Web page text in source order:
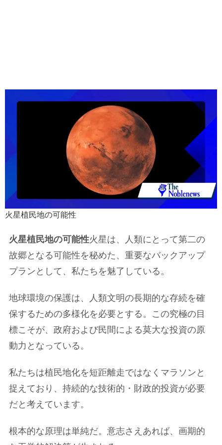
火星植民地の可能性
火星植民地の可能性火星は、人類にとって第二の
故郷となる可能性を秘めた、重要なバックアップ
プランとして、私たちを魅了している。
地球環境の保護は、人類文明の長期的な存続を確
保するための多様化を必要とする。この究極の目
標こそが、政府および民間による莫大な投資の原
動力となっている。
私たちは植民地化を短距離走ではなくマラソンと
捉えており、持続的な技術的・財政的投資が必要
だと考えています。
根本的な原理は単純だ。意志さえあれば、画期的